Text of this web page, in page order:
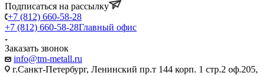
Подписаться на рассылку
+7 (812) 660-58-28
+7 (812) 660-58-28Главный офис
Заказать звонок
info@tm-metall.ru
г.Санкт-Петербург, Ленинский пр.т 144 корп. 1 стр.2 оф.205,